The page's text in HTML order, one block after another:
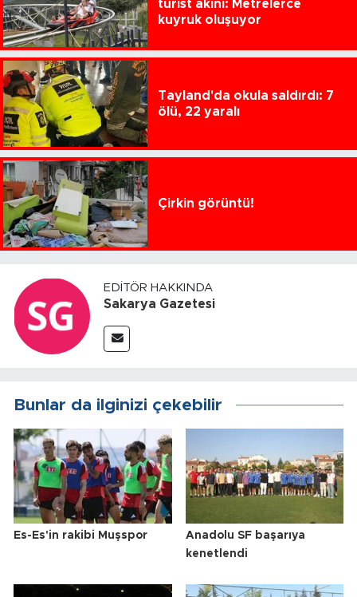
turist akını: Metrelerce
kuyruk oluşuyor
Tayland'da okula saldırdı: 7
ölü, 22 yaralı
Çirkin görüntü!
EDITÖR HAKKINDA
Sakarya Gazetesi
Bunlar da ilginizi çekebilir
Es-Es'in rakibi Muşspor
Anadolu SF başarıya
kenetlendi